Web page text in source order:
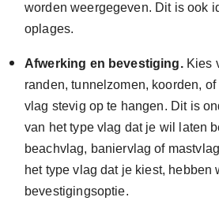
worden weergegeven. Dit is ook
oplages.
Afwerking en bevestiging. Kies
randen, tunnelzomen, koorden,
vlag stevig op te hangen. Dit is
van het type vlag dat je wil laten
beachvlag, baniervlag of
het type vlag dat je kiest, hebben
bevestigingsoptie.